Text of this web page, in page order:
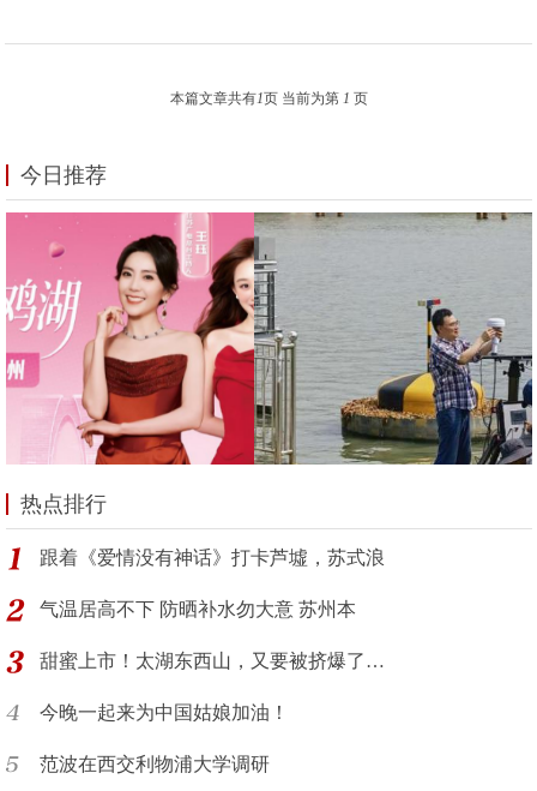
本篇文章共有1页 当前为第 1 页
今日推荐
热点排行
跟着《爱情没有神话》打卡芦墟，苏式浪
气温居高不下 防晒补水勿大意 苏州本
甜蜜上市！太湖东西山，又要被挤爆了…
今晚一起来为中国姑娘加油！
范波在西交利物浦大学调研